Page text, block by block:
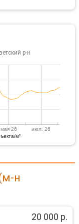
р-н
м²
мая 26 июл. 26
н
20 000 р.